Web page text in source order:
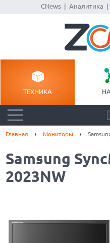
CNews| Аналитика
ТЕХНИКА
Главная Мониторы
Samsung
2023NW